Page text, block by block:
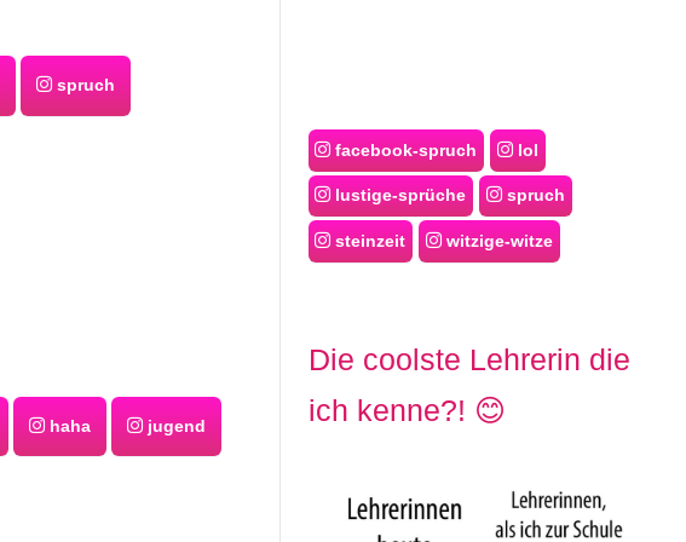
spruch
haha jugend
facebook-spruch lol
lustige-sprüche spruch
steinzeit witzige-witze
Die coolste Lehrerin die
ich kenne?! 😊